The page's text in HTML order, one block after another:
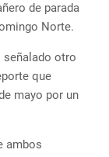
de parada
Norte.
señalado otro
que
mayo por un
ambos